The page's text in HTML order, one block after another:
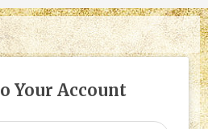
Your Account